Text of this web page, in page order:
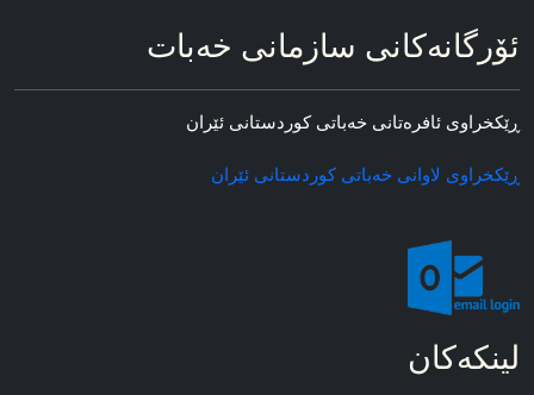
ئۆرگانه‌کانی سازمانی خه‌بات
ڕێکخراوی ئافره‌تانی خه‌باتی کوردستانی ئێران
ڕێکخراوی لاوانی خه‌باتی کوردستانی ئێران
لینکه‌کان